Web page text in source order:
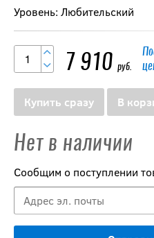
Уровень: Любительский
7 910 руб.
Купить сразу В
Нет в наличии
Сообщим о поступлении